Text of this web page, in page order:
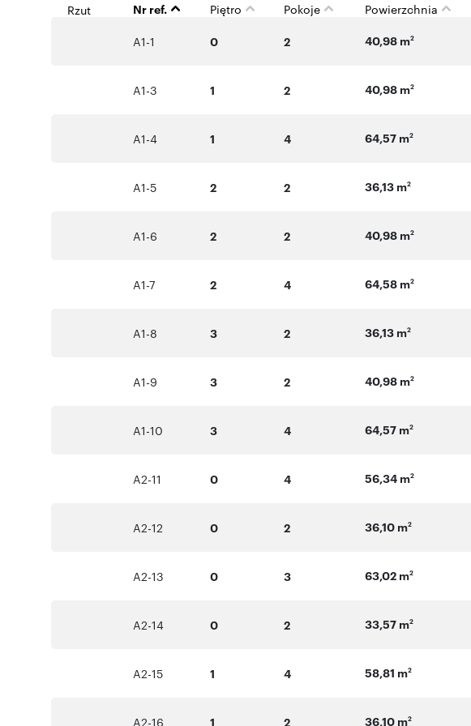
Rzut Nr ref. Piętro Pokoje Powierzchnia
A1-1
0 2 40,98 m2
A1-3 1 2 40,98 m2
A1-4 1 4 64,57 m2
A1-5 2 2 36,13 m2
A1-6 2 2 40,98 m2
A1-7 2 4 64,58 m2
A1-8 3 2 36,13 m2
A1-9 3 2 40,98 m2
A1-10 3 4 64,57 m2
A2-11 0 4 56,34 m2
A2-12 0 2 36,10 m2
A2-13 0 3 63,02 m2
A2-14 0 2 33,57 m2
A2-15 1 4 58,81 m2
A2-16 1 2 36,10 m2